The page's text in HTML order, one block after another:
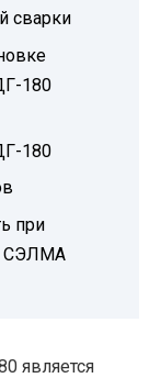
сварки
180
180
при
СЭЛМА
является